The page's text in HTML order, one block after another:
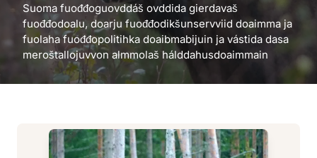
Suoma fuođđoguovddáš ovddida gierdavaš
fuođđodoalu, doarju fuođđodikšunservviid doaimma ja
fuolaha fuođđopolitihka doaibmabijuin ja vástida dasa
meroštallojuvvon almmolaš hálddahusdoaimmain